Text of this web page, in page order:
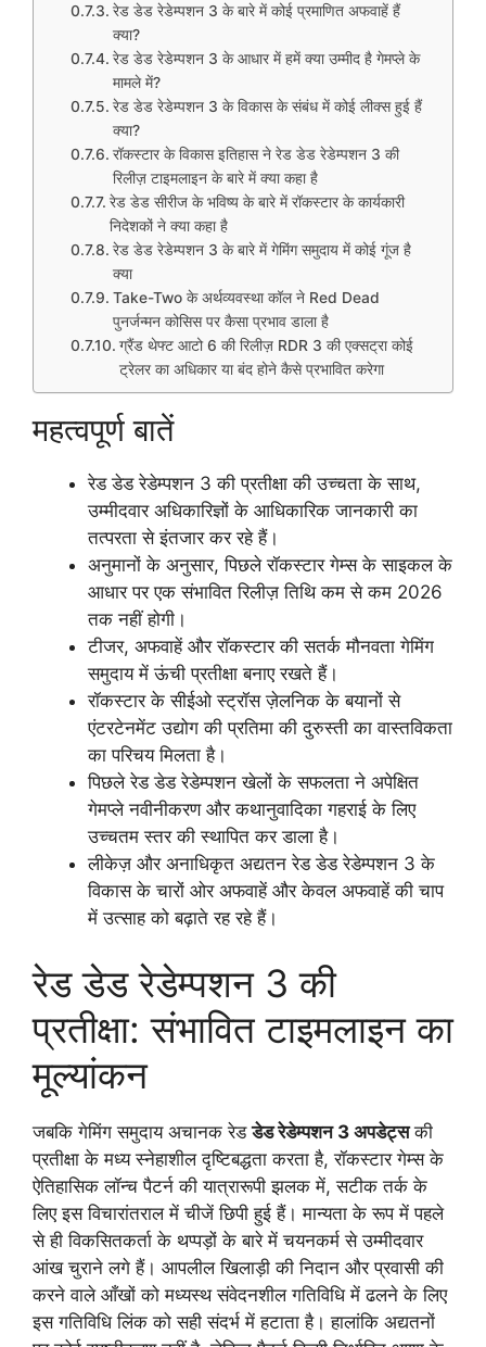
रेड डेड रेडेम्पशन 3 के बारे में कोई प्रमाणित अफवाहें हैं
क्या?
रेड डेड रेडेम्पशन 3 के आधार में हमें क्या उम्मीद है गेमप्ले के
मामले में?
रेड डेड रेडेम्पशन 3 के विकास के संबंध में कोई लीक्स हुई हैं
क्या?
रॉकस्टार के विकास इतिहास ने रेड डेड रेडेम्पशन 3 की
रिलीज़ टाइमलाइन के बारे में क्या कहा है
रेड डेड सीरीज के भविष्य के बारे में रॉकस्टार के कार्यकारी
निदेशकों ने क्या कहा है
रेड डेड रेडेम्पशन 3 के बारे में गेमिंग समुदाय में कोई गूंज है
क्या
Take-Two के अर्थव्यवस्था कॉल ने Red Dead
पुनर्जन्मन कोसिस पर कैसा प्रभाव डाला है
ग्रैंड थेफ्ट आटो 6 की रिलीज़ RDR 3 की एक्सट्रा कोई
ट्रेलर का अधिकार या बंद होने कैसे प्रभावित करेगा
महत्वपूर्ण बातें
रेड डेड रेडेम्पशन 3 की प्रतीक्षा की उच्चता के साथ,
उम्मीदवार अधिकारिज्ञों के आधिकारिक जानकारी का
तत्परता से इंतजार कर रहे हैं।
अनुमानों के अनुसार, पिछले रॉकस्टार गेम्स के साइकल के
आधार पर एक संभावित रिलीज़ तिथि कम से कम 2026
तक नहीं होगी।
टीजर, अफवाहें और रॉकस्टार की सतर्क मौनवता गेमिंग
समुदाय में ऊंची प्रतीक्षा बनाए रखते हैं।
रॉकस्टार के सीईओ स्ट्रॉस ज़ेलनिक के बयानों से
एंटरटेनमेंट उद्योग की प्रतिमा की दुरुस्ती का वास्तविकता
का परिचय मिलता है।
पिछले रेड डेड रेडेम्पशन खेलों के सफलता ने अपेक्षित
गेमप्ले नवीनीकरण और कथानुवादिका गहराई के लिए
उच्चतम स्तर की स्थापित कर डाला है।
लीकेज़ और अनाधिकृत अद्यतन रेड डेड रेडेम्पशन 3 के
विकास के चारों ओर अफवाहें और केवल अफवाहें की चाप
में उत्साह को बढ़ाते रह रहे हैं।
रेड डेड रेडेम्पशन 3 की
प्रतीक्षा: संभावित टाइमलाइन का
मूल्यांकन
जबकि गेमिंग समुदाय अचानक रेडडेड रेडेम्पशन 3 अपडेट्सकी
प्रतीक्षा के मध्य स्नेहाशील दृष्टिबद्धता करता है, रॉकस्टार गेम्स के
ऐतिहासिक लॉन्च पैटर्न की यात्रारूपी झलक में, सटीक तर्क के
लिए इस विचारांतराल में चीजें छिपी हुई हैं। मान्यता के रूप में पहले
से ही विकसितकर्ता के थप्पड़ों के बारे में चयनकर्म से उम्मीदवार
आंख चुराने लगे हैं। आपलील खिलाड़ी की निदान और प्रवासी की
करने वाले आँखों को मध्यस्थ संवेदनशील गतिविधि में ढलने के लिए
इस गतिविधि लिंक को सही संदर्भ में हटाता है। हालांकि अद्यतनों